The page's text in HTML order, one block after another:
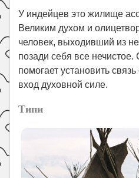
У индейцев это жилище
Великим духом и
человек, выходивший из
позади себя все
помогает установить
вход духовной силе.
Типи